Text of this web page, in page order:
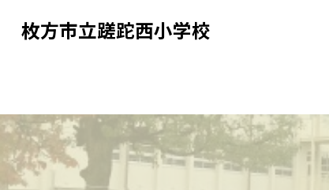
枚方市立蹉跎西小学校